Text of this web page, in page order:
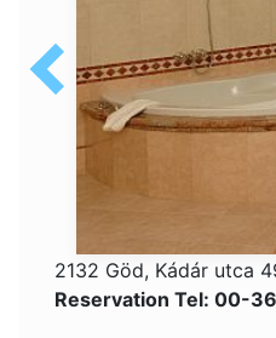
2132 Göd, Kádár utca
Reservation Tel: 00-